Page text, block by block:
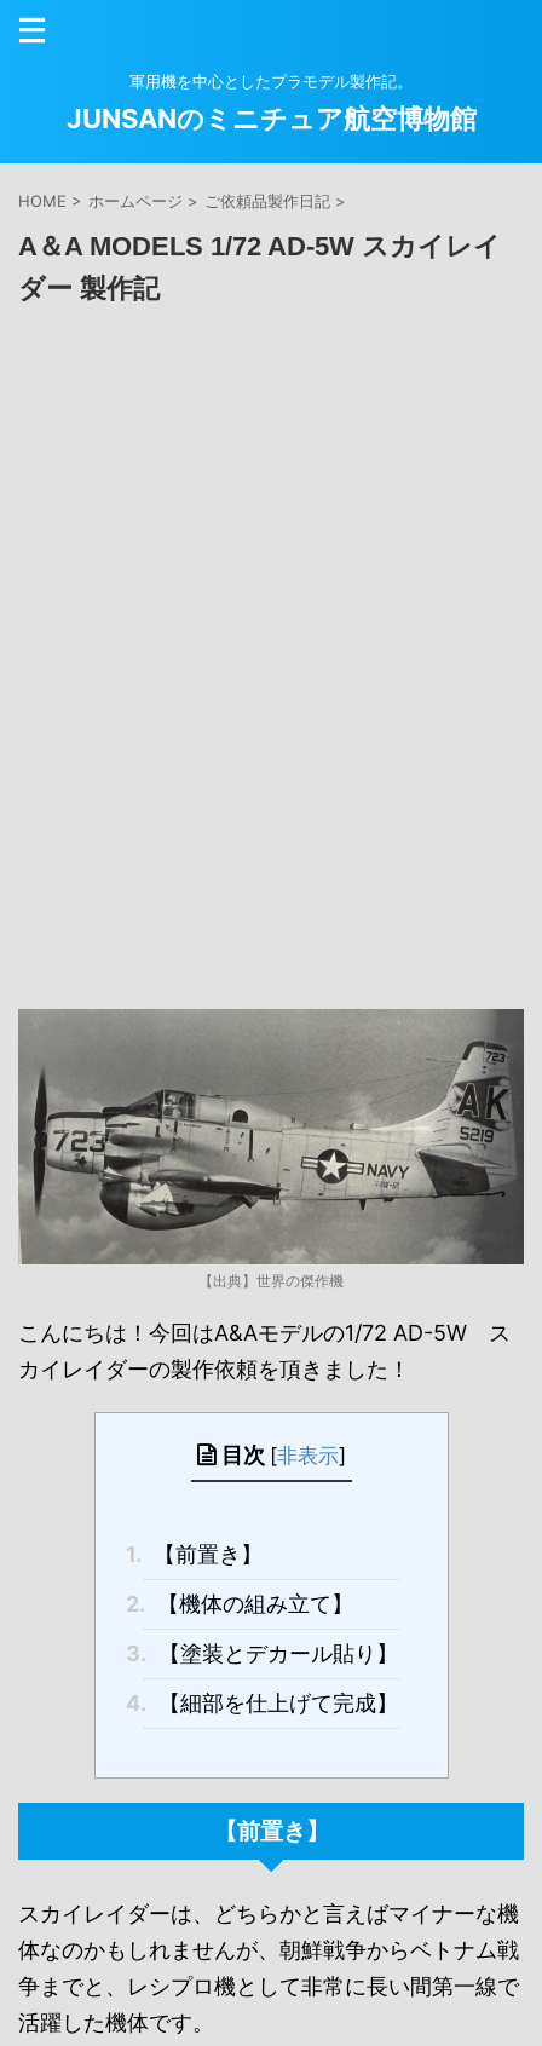
軍用機を中心としたプラモデル製作記。
JUNSANのミニチュア航空博物館
HOME > ホームページ > ご依頼品製作日記 >
A＆A MODELS 1/72 AD-5W スカイレイ
ダー 製作記
【出典】世界の傑作機
こんにちは！今回はA&Aモデルの1/72 AD-5W ス
カイレイダーの製作依頼を頂きました！
目次 [非表示]
1.
【前置き】
2.
【機体の組み立て】
3.
【塗装とデカール貼り】
4.
【細部を仕上げて完成】
【前置き】
スカイレイダーは、どちらかと言えばマイナーな機
体なのかもしれませんが、朝鮮戦争からベトナム戦
争までと、レシプロ機として非常に長い間第一線で
活躍した機体です。